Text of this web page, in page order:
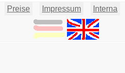
Preise Impressum Interna